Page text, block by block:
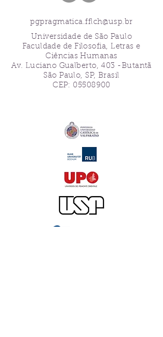
pgpragmatica.fflch@usp.br
Universidade de São Paulo
Faculdade de Filosofia, Letras e
Ciências Humanas
Av. Luciano Gualberto, 403 -Butantã
São Paulo, SP, Brasil
CEP: 05508900